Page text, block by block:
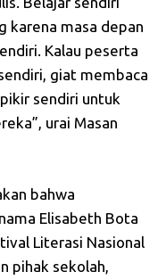
karena masa depan
Kalau peserta
giat membaca
sendiri untuk
urai Masan
bahwa
Elisabeth Bota
Literasi Nasional
pihak sekolah,